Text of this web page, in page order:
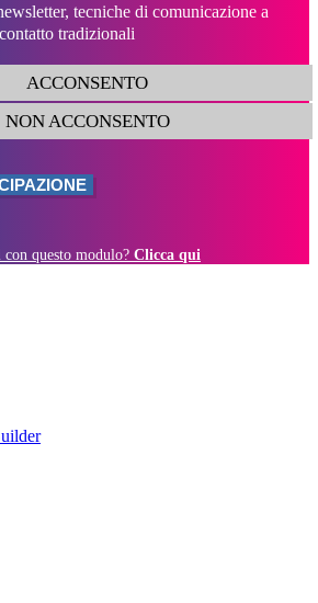
tecniche di comunicazione a
tradizionali
ACCONSENTO
NON ACCONSENTO
questo modulo? Clicca qui